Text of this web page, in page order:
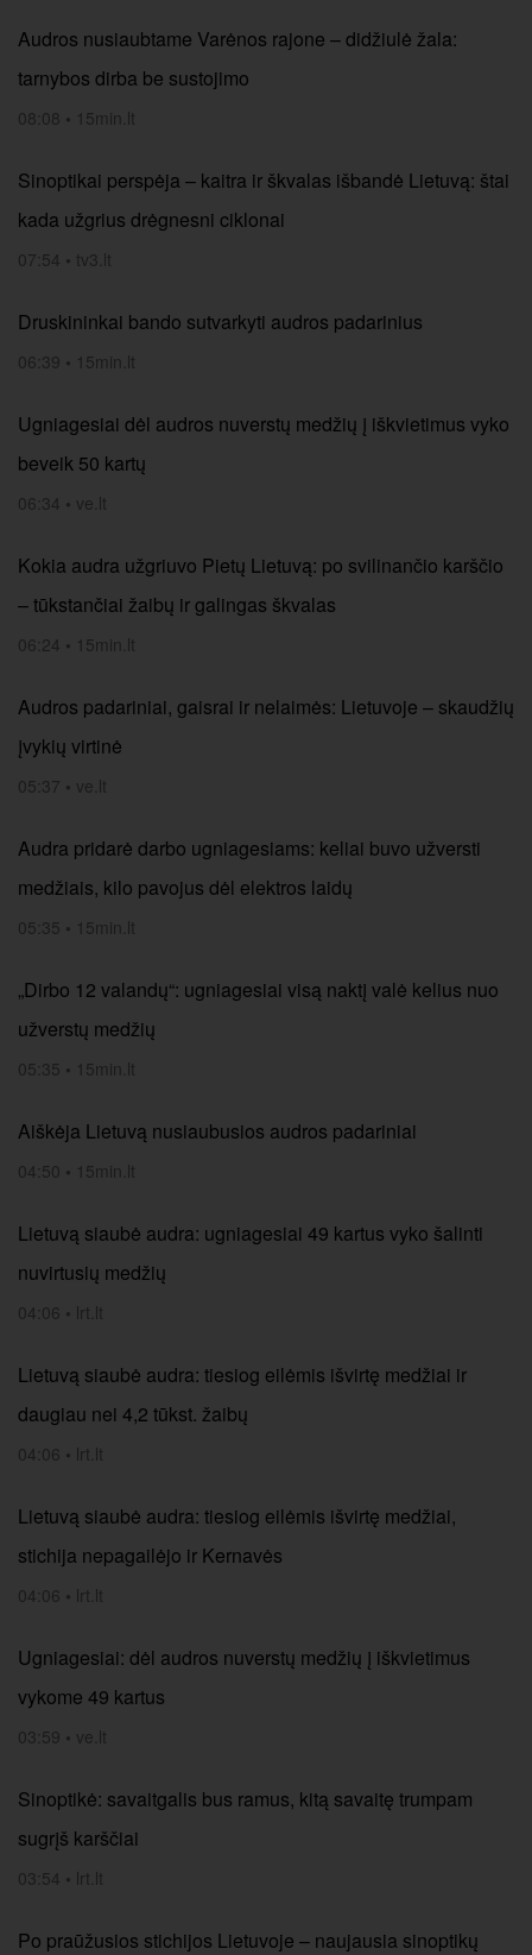
Audros nusiaubtame Varėnos rajone – didžiulė žala:
tarnybos dirba be sustojimo
08:08 • 15min.lt
Sinoptikai perspėja – kaitra ir škvalas išbandė Lietuvą: štai
kada užgrius drėgnesni ciklonai
07:54 • tv3.lt
Druskininkai bando sutvarkyti audros padarinius
06:39 • 15min.lt
Ugniagesiai dėl audros nuverstų medžių į iškvietimus vyko
beveik 50 kartų
06:34 • ve.lt
Kokia audra užgriuvo Pietų Lietuvą: po svilinančio karščio
– tūkstančiai žaibų ir galingas škvalas
06:24 • 15min.lt
Audros padariniai, gaisrai ir nelaimės: Lietuvoje – skaudžių
įvykių virtinė
05:37 • ve.lt
Audra pridarė darbo ugniagesiams: keliai buvo užversti
medžiais, kilo pavojus dėl elektros laidų
05:35 • 15min.lt
„Dirbo 12 valandų“: ugniagesiai visą naktį valė kelius nuo
užverstų medžių
05:35 • 15min.lt
Aiškėja Lietuvą nusiaubusios audros padariniai
04:50 • 15min.lt
Lietuvą siaubė audra: ugniagesiai 49 kartus vyko šalinti
nuvirtusių medžių
04:06 • lrt.lt
Lietuvą siaubė audra: tiesiog eilėmis išvirtę medžiai ir
daugiau nei 4,2 tūkst. žaibų
04:06 • lrt.lt
Lietuvą siaubė audra: tiesiog eilėmis išvirtę medžiai,
stichija nepagailėjo ir Kernavės
04:06 • lrt.lt
Ugniagesiai: dėl audros nuverstų medžių į iškvietimus
vykome 49 kartus
03:59 • ve.lt
Sinoptikė: savaitgalis bus ramus, kitą savaitę trumpam
sugrįš karščiai
03:54 • lrt.lt
Po praūžusios stichijos Lietuvoje – naujausia sinoptikų